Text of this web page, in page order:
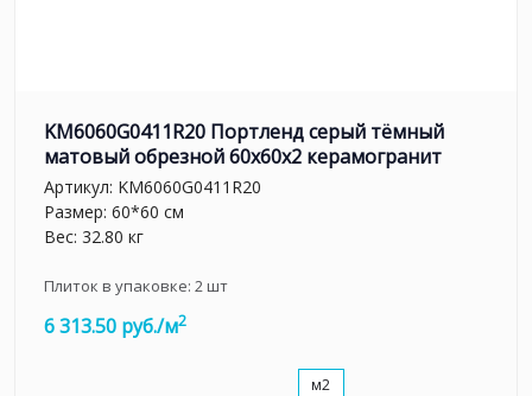
KM6060G0411R20 Портленд серый тёмный
матовый обрезной 60x60x2 керамогранит
Артикул: KM6060G0411R20
Размер: 60*60 см
Вес: 32.80 кг
Плиток в упаковке: 2шт
6 313.50 руб./м2
м2